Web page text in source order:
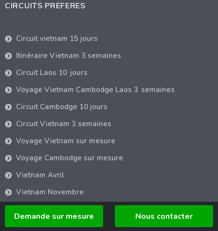
CIRCUITS PREFERES
Circuit vietnam 15 jours
Itinéraire Vietnam 3 semaines
Circuit Laos 10 jours
Voyage Vietnam Cambodge Laos 3 semaines
Circuit Cambodge 10 jours
Circuit Vietnam 3 semaines
Voyage Vietnam sur mesure
Voyage Cambodge sur mesure
Vietnam Avril
Vietnam Novembre
Demande sur mesure Nous contacter